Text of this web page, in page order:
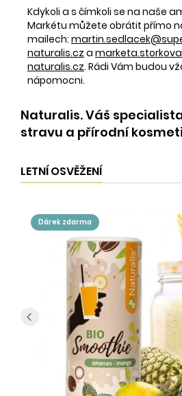
Kdykoli a s čímkoli se na naše
Markétu můžete obrátit přímo
mailech:
naturalis.cz a
naturalis.cz. Rádi Vám budou
nápomocni.
Naturalis. Váš
stravu a přírodní
LETNÍ OSVĚŽENÍ
dárek zdarma